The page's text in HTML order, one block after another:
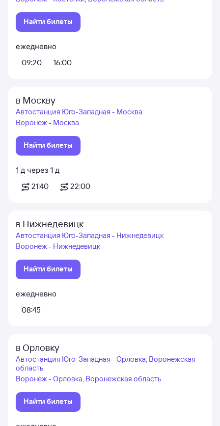
Найти билеты
ежедневно
09:20
16:00
в Москву
Автостанция Юго-Западная - Москва
Воронеж - Москва
Найти билеты
1 д через 1 д
21:40
22:00
в Нижнедевицк
Автостанция Юго-Западная - Нижнедевицк
Воронеж - Нижнедевицк
Найти билеты
ежедневно
08:45
в Орловку
Автостанция Юго-Западная - Орловка, Воронежская
область
Воронеж - Орловка, Воронежская область
Найти билеты